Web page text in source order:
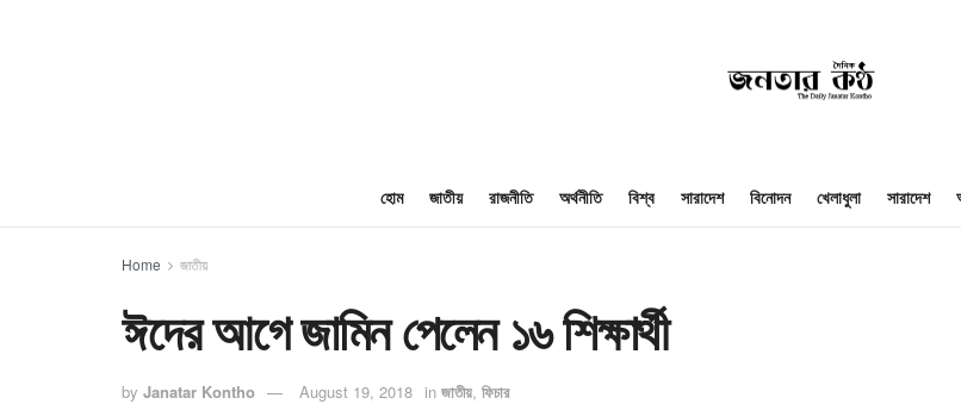
হোম জাতীয় রাজনীতি অর্থনীতি বিশ্ব সারাদেশ বিনোদন খেলাধুলা সারাদেশ
Home জাতীয়
ঈদের আগে জামিন পেলেন ১৬ শিক্ষার্থী
by Janatar Kontho August 19, 2018 in জাতীয়, ফিচার